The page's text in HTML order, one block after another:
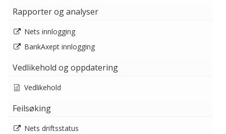
Rapporter og analyser
Nets innlogging
BankAxept innlogging
Vedlikehold og oppdatering
Vedlikehold
Feilsøking
Nets driftsstatus